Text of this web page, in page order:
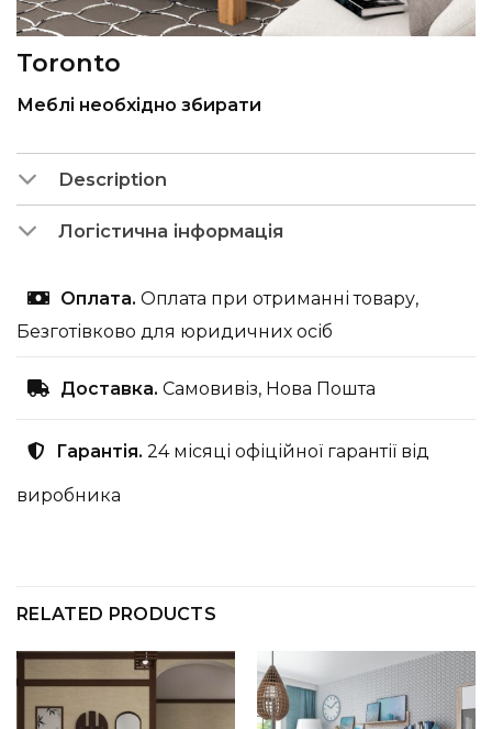
Toronto
Меблі необхідно збирати
Description
Логістична інформація
Оплата. Оплата при отриманні товару,
Безготівково для юридичних осіб
Доставка. Самовивіз, Нова Пошта
Гарантія. 24 місяці офіційної гарантії від
виробника
RELATED PRODUCTS